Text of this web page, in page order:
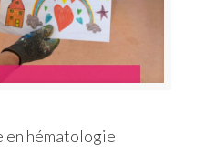
en hématologie